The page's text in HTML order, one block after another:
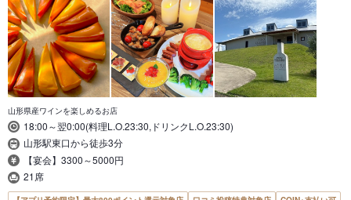
山形県産ワインを楽しめるお店
18:00～翌0:00(料理L.O.23:30,ドリンクL.O.23:30)
山形駅東口から徒歩3分
【宴会】3300～5000円
21席